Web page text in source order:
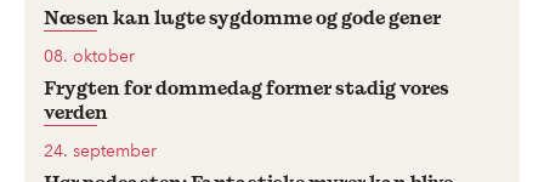
videnskabelige nicher, som ofte går
ubemærket hen.
I podcastserien '
Næsen kan lugte sygdomme og gode gener
08. oktober
Frygten for dommedag former stadig vores
verden
24. september